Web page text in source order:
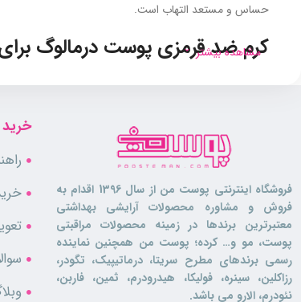
حساس و مستعد التهاب است.
کرم ضد قرمزی پوست درمالوگ
اینکرمبرای افرادی مناسب است که پوست حساس و تحریک
ویژگی‌ های محصول
کاهش قرمزی و التهاب پوست
مرطوب‌ کننده و نرم‌ کننده
فرمولاسیون ملایم و غیر تحریک‌ کننده
قابل استفاده روزانه
کمک به تقویت سد دفاعی پوست
بدون پارابن و مواد حساسیت‌ زا
مشاهده بیشتر
فروشگاه اینترنتی پوست من از سال 1396 اقدام به
فروش و مشاوره محصولات آرایشی بهداشتی
معتبرترین برندها در زمینه محصولات مراقبتی
پوست، مو و… کرده؛ پوست من همچنین نماینده
رسمی برندهای مطرح سریتا، درماتیپیک، تگودر،
رزاکلین، سینره، فولیکا، هیدرودرم، ثمین، فاربن،
نئودرم، الارو می باشد.